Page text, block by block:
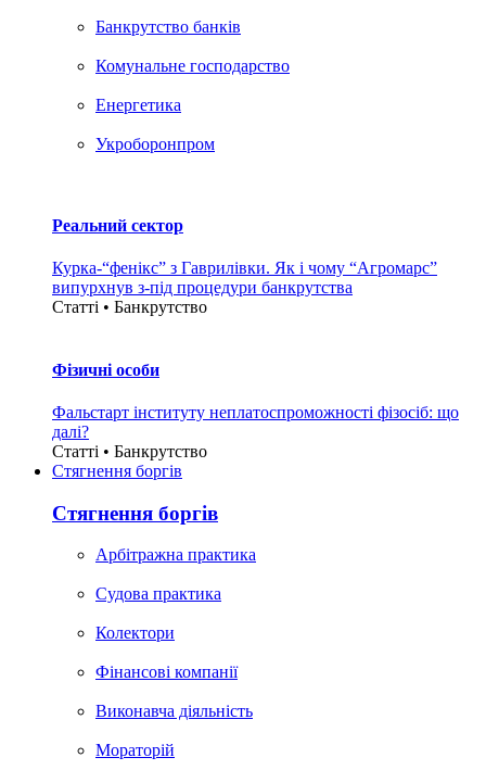
Банкрутство банків
Комунальне господарство
Енергетика
Укроборонпром
Реальний сектор
Курка-“фенікс” з Гаврилівки. Як і чому “Агромарс”
випурхнув з-під процедури банкрутства
Статті • Банкрутство
Фізичні особи
Фальстарт інституту неплатоспроможності фізосіб: що
далі?
Статті • Банкрутство
Стягнення боргiв
Стягнення боргiв
Арбітражна практика
Судова практика
Колектори
Фінансові компанії
Виконавча діяльність
Мораторій